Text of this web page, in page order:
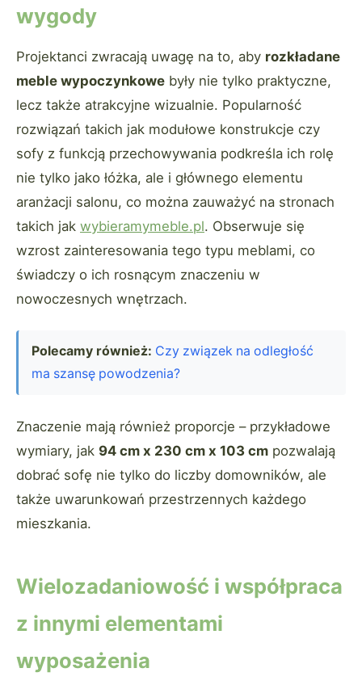
wygody
Projektanci zwracają uwagę na to, aby rozkładane
meble wypoczynkowe były nie tylko praktyczne,
lecz także atrakcyjne wizualnie. Popularność
rozwiązań takich jak modułowe konstrukcje czy
sofy z funkcją przechowywania podkreśla ich rolę
nie tylko jako łóżka, ale i głównego elementu
aranżacji salonu, co można zauważyć na stronach
takich jak wybieramymeble.pl. Obserwuje się
wzrost zainteresowania tego typu meblami, co
świadczy o ich rosnącym znaczeniu w
nowoczesnych wnętrzach.
Polecamy również: Czy związek na odległość
ma szansę powodzenia?
Znaczenie mają również proporcje – przykładowe
wymiary, jak 94 cm x 230 cm x 103 cm pozwalają
dobrać sofę nie tylko do liczby domowników, ale
także uwarunkowań przestrzennych każdego
mieszkania.
Wielozadaniowość i współpraca
z innymi elementami
wyposażenia